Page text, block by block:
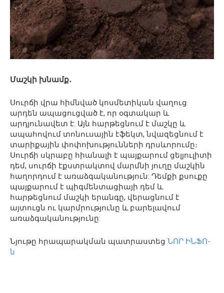
Մաշկի խնամք․
Սուրճի վրա հիմնված կոսմետիկան վաղուց
արդեն ապացուցված է, որ օգտակար և
արդյունավետ է: Այն հարթեցնում է մաշկը և
ապահովում տոնուսային էֆեկտ, նվազեցնում է
տարիքային փոփոխությունների դրսևորումը։
Սուրճի սկրաբը հիանալի է պայքարում ցելյուլիտի
դեմ, սուրճի էքստրակտով մարմնի յուղը մաշկին
հաղորդում է առաձգականություն: Դեմքի քսուքը
պայքարում է պիգմենտացիայի դեմ և
հարթեցնում մաշկի երանգը, վերացնում է
այտուցն ու կարմրությունը և բարելավում
առաձգականությունը:
Նյութը հրապարակման պատրաստեց ՆՈՐ ԻՆՖՈ-
ն